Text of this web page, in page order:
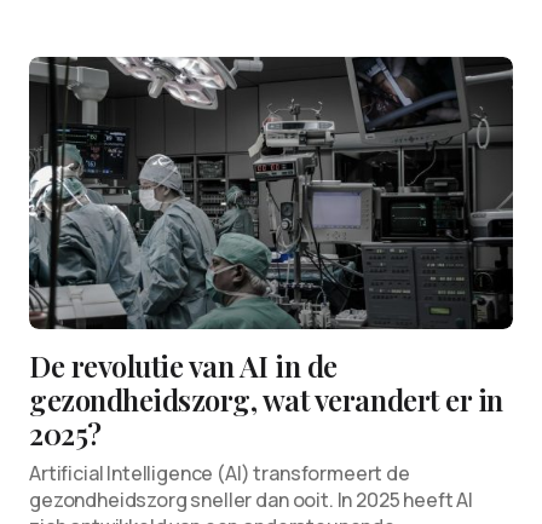
De revolutie van AI in de
gezondheidszorg, wat verandert er in
2025?
Artificial Intelligence (AI) transformeert de
gezondheidszorg sneller dan ooit. In 2025 heeft AI